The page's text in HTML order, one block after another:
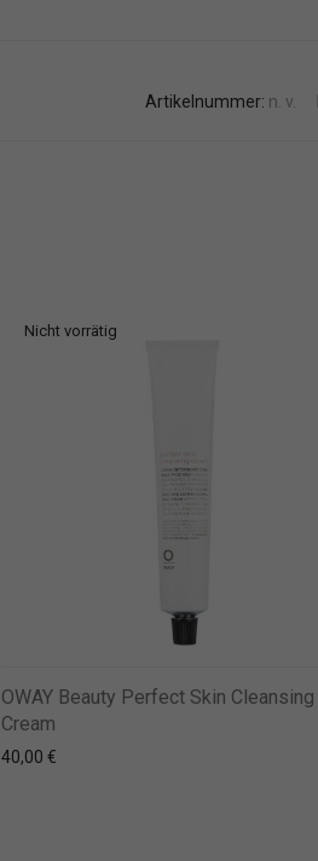
Artikelnummer: n. v.
OWAY Beauty Perfect Skin Cleansing
Cream
40,00€